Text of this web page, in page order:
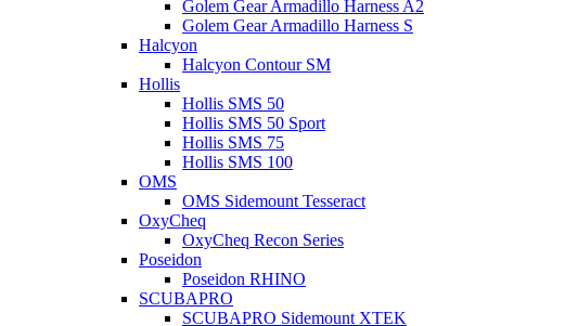
Golem Gear Armadillo Harness A2
Golem Gear Armadillo Harness S
Halcyon
Halcyon Contour SM
Hollis
Hollis SMS 50
Hollis SMS 50 Sport
Hollis SMS 75
Hollis SMS 100
OMS
OMS Sidemount Tesseract
OxyCheq
OxyCheq Recon Series
Poseidon
Poseidon RHINO
SCUBAPRO
SCUBAPRO Sidemount XTEK